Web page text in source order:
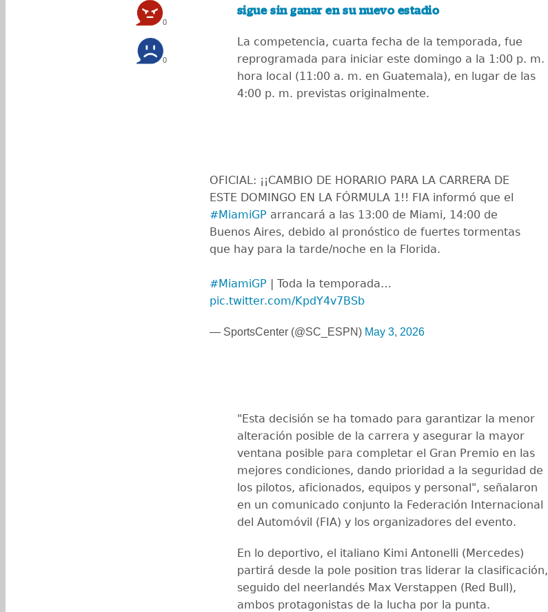
0
0
sigue sin ganar en su nuevo estadio
La competencia, cuarta fecha de la temporada, fue
reprogramada para iniciar este domingo a la 1:00 p. m.
hora local (11:00 a. m. en Guatemala), en lugar de las
4:00 p. m. previstas originalmente.
OFICIAL: ¡¡CAMBIO DE HORARIO PARA LA CARRERA DE
ESTE DOMINGO EN LA FÓRMULA 1!! FIA informó que el
#MiamiGP arrancará a las 13:00 de Miami, 14:00 de
Buenos Aires, debido al pronóstico de fuertes tormentas
que hay para la tarde/noche en la Florida.
#MiamiGP | Toda la temporada…
pic.twitter.com/KpdY4v7BSb
— SportsCenter (@SC_ESPN) May 3, 2026
"Esta decisión se ha tomado para garantizar la menor
alteración posible de la carrera y asegurar la mayor
ventana posible para completar el Gran Premio en las
mejores condiciones, dando prioridad a la seguridad de
los pilotos, aficionados, equipos y personal", señalaron
en un comunicado conjunto la Federación Internacional
del Automóvil (FIA) y los organizadores del evento.
En lo deportivo, el italiano Kimi Antonelli (Mercedes)
partirá desde la pole position tras liderar la clasificación,
seguido del neerlandés Max Verstappen (Red Bull),
ambos protagonistas de la lucha por la punta.